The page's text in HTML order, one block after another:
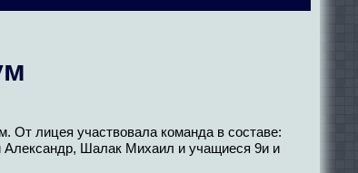
От лицея участвовала команда в составе:
Шалак Михаил и учащиеся 9и и